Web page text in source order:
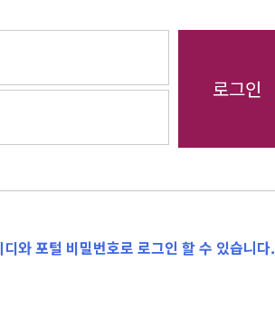
와 포털 비밀번호로 로그인 할 수 있습니다.